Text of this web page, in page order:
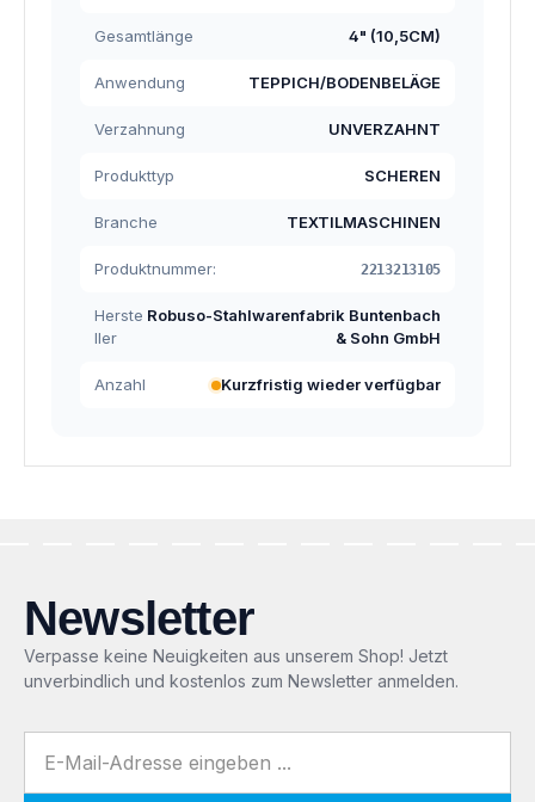
Gesamtlänge 4" (10,5CM)
Anwendung TEPPICH/BODENBELÄGE
Verzahnung UNVERZAHNT
Produkttyp SCHEREN
Branche TEXTILMASCHINEN
Produktnummer: 2213213105
Herste
ller
Robuso-Stahlwarenfabrik Buntenbach
& Sohn GmbH
Anzahl Kurzfristig wieder verfügbar
Newsletter
Verpasse keine Neuigkeiten aus unserem Shop! Jetzt
unverbindlich und kostenlos zum Newsletter anmelden.